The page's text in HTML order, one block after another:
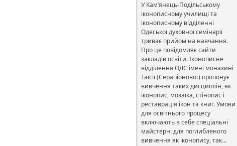
У Кам’янець-Подільському
іконописному училищі та
іконописному відділенні
Одеської духовної семінарії
триває прийом на навчання.
Про це повідомляє сайти
закладів освіти. Іконописне
відділення ОДС імені монахині
Таїсії (Серапіонової) пропонує
вивчення таких дисциплін, як
іконопис, мозаїка, стінопис і
реставрація ікон та книг. Умови
для освітнього процесу
включають в себе спеціальні
майстерні для поглибленого
вивчення як іконопису, так…